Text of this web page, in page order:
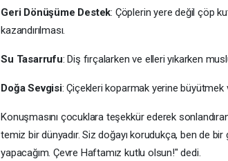
Geri Dönüşüme Destek: Çöplerin yere değil çöp
kazandırılması.
Su Tasarrufu: Diş fırçalarken ve elleri yıkarken
Doğa Sevgisi: Çiçekleri koparmak yerine büyütmek
Konuşmasını çocuklara teşekkür ederek
temiz bir dünyadır. Siz doğayı korudukça, ben de
yapacağım. Çevre Haftamız kutlu olsun!" dedi.